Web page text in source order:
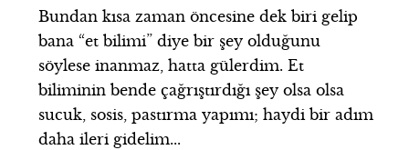
Bundan kısa zaman öncesine dek biri gelip
bana “et bilimi” diye bir şey olduğunu
söylese inanmaz, hatta gülerdim. Et
biliminin bende çağrıştırdığı şey olsa olsa
sucuk, sosis, pastırma yapımı; haydi bir adım
daha ileri gidelim...